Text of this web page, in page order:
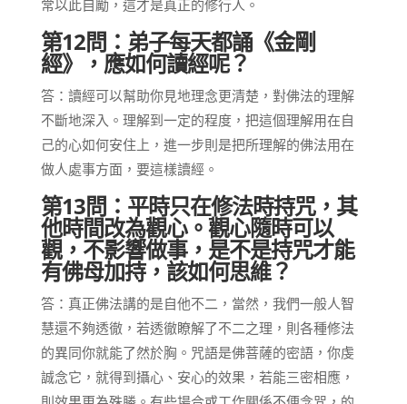
常以此自勵，這才是真正的修行人。
第12問：弟子每天都誦《金剛
經》，應如何讀經呢？
答：讀經可以幫助你見地理念更清楚，對佛法的理解
不斷地深入。理解到一定的程度，把這個理解用在自
己的心如何安住上，進一步則是把所理解的佛法用在
做人處事方面，要這樣讀經。
第13問：平時只在修法時持咒，其
他時間改為觀心。觀心隨時可以
觀，不影響做事，是不是持咒才能
有佛母加持，該如何思維？
答：真正佛法講的是自他不二，當然，我們一般人智
慧還不夠透徹，若透徹瞭解了不二之理，則各種修法
的異同你就能了然於胸。咒語是佛菩薩的密語，你虔
誠念它，就得到攝心、安心的效果，若能三密相應，